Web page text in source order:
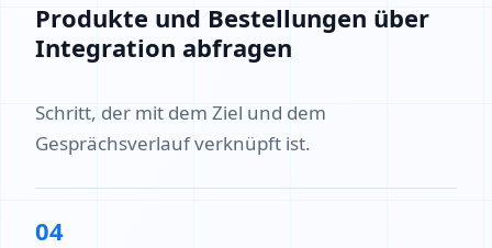
Produkte und Bestellungen über
Integration abfragen
Schritt, der mit dem Ziel und dem
Gesprächsverlauf verknüpft ist.
04